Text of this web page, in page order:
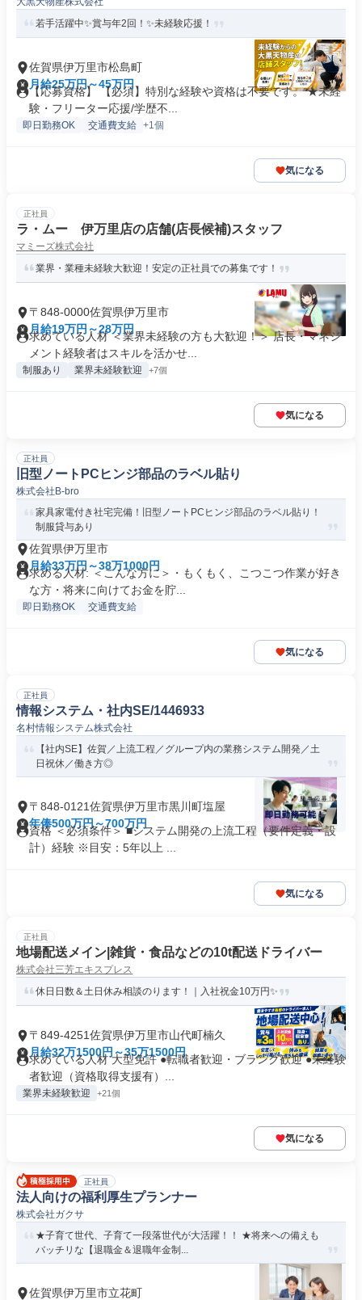
若手活躍中✨賞与年2回！✨未経験応援！
佐賀県伊万里市松島町
月給25万円～45万円
【応募資格】 【必須】特別な経験や資格は不要です。 ★未経
験・フリーター応援/学歴不...
即日勤務OK 交通費支給 +1個
気になる
正社員
ラ・ムー 伊万里店の店舗(店長候補)スタッフ
マミーズ株式会社
業界・業種未経験大歓迎！安定の正社員での募集です！
〒848-0000佐賀県伊万里市
月給19万円～28万円
求めている人材 ＜業界未経験の方も大歓迎！＞ 店長・マネジ
メント経験者はスキルを活かせ...
制服あり 業界未経験歓迎 +7個
気になる
正社員
旧型ノートPCヒンジ部品のラベル貼り
株式会社B-bro
家具家電付き社宅完備！旧型ノートPCヒンジ部品のラベル貼り！
制服貸与あり
佐賀県伊万里市
月給33万円～38万1000円
求める人材: ＜こんな方に＞・もくもく、こつこつ作業が好き
な方・将来に向けてお金を貯...
即日勤務OK 交通費支給
気になる
正社員
情報システム・社内SE/1446933
名村情報システム株式会社
【社内SE】佐賀／上流工程／グループ内の業務システム開発／土
日祝休／働き方◎
〒848-0121佐賀県伊万里市黒川町塩屋
年俸500万円～700万円
資格 ＜必須条件＞ ■システム開発の上流工程（要件定義・設
計）経験 ※目安：5年以上 ...
気になる
正社員
地場配送メイン|雑貨・食品などの10t配送ドライバー
株式会社三芳エキスプレス
休日日数＆土日休み相談のります！｜入社祝金10万円✨
〒849-4251佐賀県伊万里市山代町楠久
月給32万1500円～35万1500円
求めている人材 大型免許 ●転職者歓迎・ブランク歓迎 ●未経験
者歓迎（資格取得支援有）...
業界未経験歓迎 +21個
気になる
正社員
法人向けの福利厚生プランナー
株式会社ガクサ
★子育て世代、子育て一段落世代が大活躍！！ ★将来への備えも
バッチリな【退職金＆退職年金制...
佐賀県伊万里市立花町